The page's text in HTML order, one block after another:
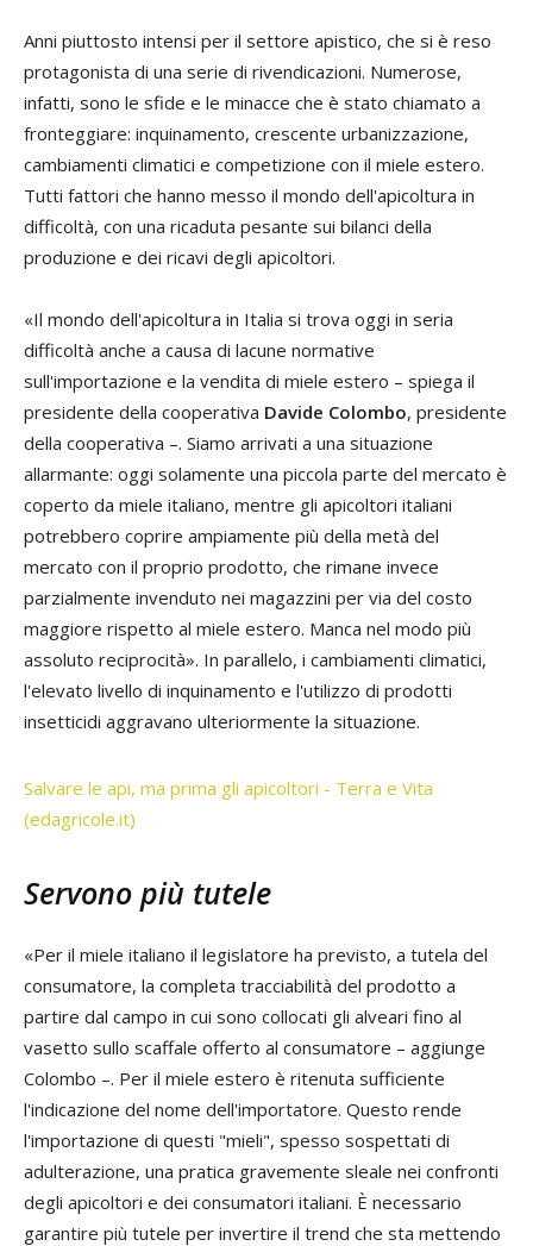
Anni piuttosto intensi per il settore apistico, che si è reso
protagonista di una serie di rivendicazioni. Numerose,
infatti, sono le sfide e le minacce che è stato chiamato a
fronteggiare: inquinamento, crescente urbanizzazione,
cambiamenti climatici e competizione con il miele estero.
Tutti fattori che hanno messo il mondo dell'apicoltura in
difficoltà, con una ricaduta pesante sui bilanci della
produzione e dei ricavi degli apicoltori.
«Il mondo dell'apicoltura in Italia si trova oggi in seria
difficoltà anche a causa di lacune normative
sull'importazione e la vendita di miele estero – spiega il
presidente della cooperativa Davide Colombo, presidente
della cooperativa –. Siamo arrivati a una situazione
allarmante: oggi solamente una piccola parte del mercato è
coperto da miele italiano, mentre gli apicoltori italiani
potrebbero coprire ampiamente più della metà del
mercato con il proprio prodotto, che rimane invece
parzialmente invenduto nei magazzini per via del costo
maggiore rispetto al miele estero. Manca nel modo più
assoluto reciprocità». In parallelo, i cambiamenti climatici,
l'elevato livello di inquinamento e l'utilizzo di prodotti
insetticidi aggravano ulteriormente la situazione.
Salvare le api, ma prima gli apicoltori - Terra e Vita
(edagricole.it)
Servono più tutele
«Per il miele italiano il legislatore ha previsto, a tutela del
consumatore, la completa tracciabilità del prodotto a
partire dal campo in cui sono collocati gli alveari fino al
vasetto sullo scaffale offerto al consumatore – aggiunge
Colombo –. Per il miele estero è ritenuta sufficiente
l'indicazione del nome dell'importatore. Questo rende
l'importazione di questi "mieli", spesso sospettati di
adulterazione, una pratica gravemente sleale nei confronti
degli apicoltori e dei consumatori italiani. È necessario
garantire più tutele per invertire il trend che sta mettendo